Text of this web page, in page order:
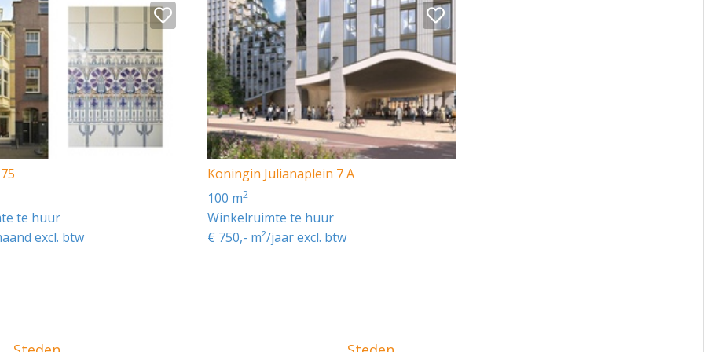
zaken in het gehuurde door de nieuwe huurder worden
Westeinde e.o. Binnen dit plan staat het object aangeduid als “Verkeer-5”,
te huur
excl. btw
Koningin Julianaplein 7 A
100 m2
Winkelruimte te huur
€ 750,- m²/jaar excl. btw